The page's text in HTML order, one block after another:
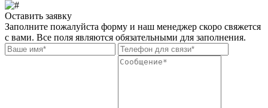
Оставить заявку
Заполните пожалуйста форму и наш менеджер скоро свяжется
с вами. Все поля являются обязательными для заполнения.